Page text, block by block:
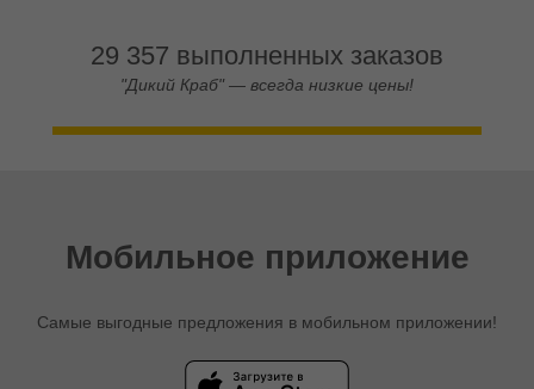
29 357 выполненных заказов
"Дикий Краб" — всегда низкие цены!
Мобильное приложение
Самые выгодные предложения в мобильном приложении!